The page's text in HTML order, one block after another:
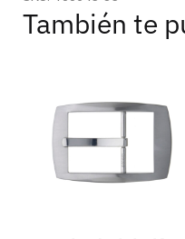
También te